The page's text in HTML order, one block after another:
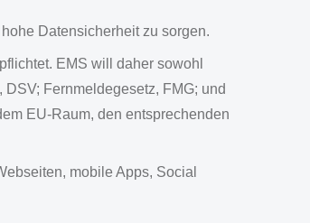
Datensicherheit zu sorgen.
EMS will daher sowohl
Fernmeldegesetz, FMG; und
EU-Raum, den entsprechenden
mobile Apps, Social